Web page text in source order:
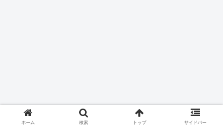
ホーム 検索 トップ サイドバー